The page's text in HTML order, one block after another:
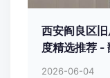
西安阎良区
度精选推荐 -
2026-06-04